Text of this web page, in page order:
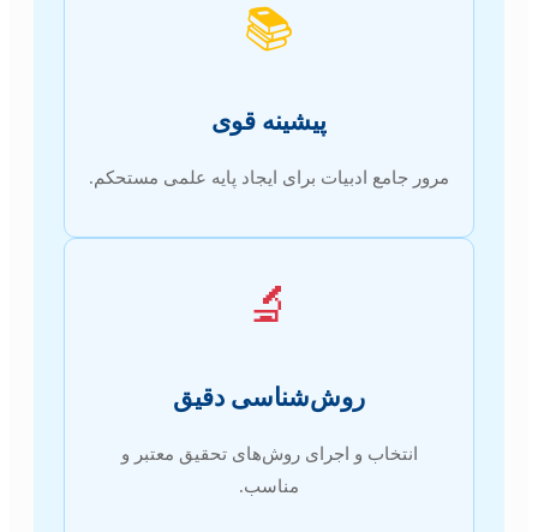
📚
پیشینه قوی
مرور جامع ادبیات برای ایجاد پایه علمی مستحکم.
🔬
روش‌شناسی دقیق
انتخاب و اجرای روش‌های تحقیق معتبر و
مناسب.